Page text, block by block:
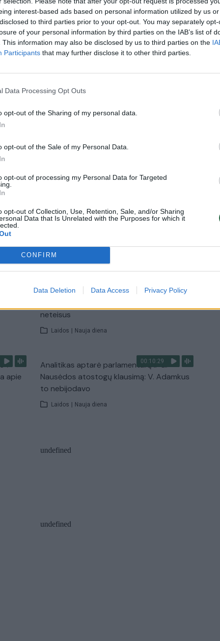
interest-based ads based on personal information utilized by us
to third parties prior to your opt-out. You may separately
of your personal information by third parties on the IAB’s list of
This information may also be disclosed by us to third parties on the
Participants that may further disclose it to other third parties.
Data Processing Opt Outs
opt-out of the Sharing of my personal data.
opt-out of the Sale of my Personal Data.
opt-out of processing my Personal Data for Targeted
opt-out of Collection, Use, Retention, Sale, and/or Sharing
Data that Is Unrelated with the Purposes for which it
CONFIRM
Data Deletion Data Access Privacy Policy
Visi įrašai
laikų karščio rekordas: čia temperatūra
pasiekė 41,4 laipsnio
00:15:54
V. Zalužno pasisakymą laiko bandymu
neteisus
Laidos | Nauja diena
apie
00:10:29
Analitikas aptarė parlamentarų ir G.
Nausėdos atostogų klausimą: V. Adamkus
to nebijodavo
Laidos | Nauja diena